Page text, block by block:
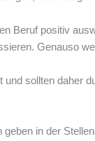
Beruf positiv
Genauso
sollten daher
in der